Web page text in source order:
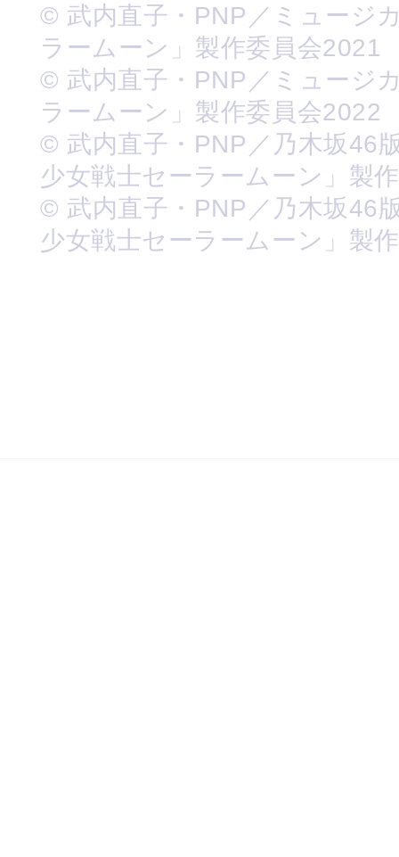
© 武内直子・PNP／ミュージ
ラームーン」製作委員会2021
© 武内直子・PNP／ミュージ
ラームーン」製作委員会2022
© 武内直子・PNP／乃木坂46
少女戦士セーラームーン」製
© 武内直子・PNP／乃木坂46
少女戦士セーラームーン」製